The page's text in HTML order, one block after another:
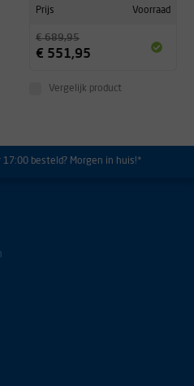
Prijs Voorraad
€ 689,95
€ 551,95
Vergelijk product
17:00 besteld? Morgen in huis!*